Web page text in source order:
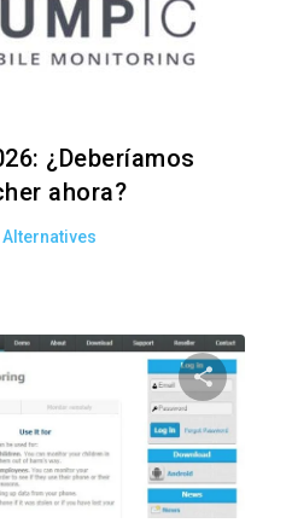
¿Deberíamos
ahora?
Alternatives